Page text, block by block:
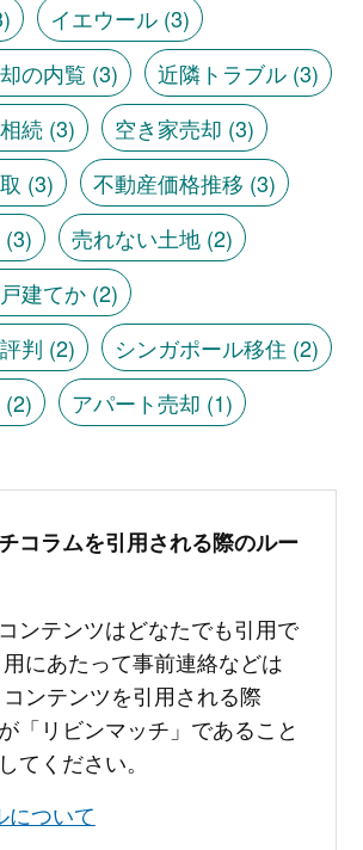
イエウール(3)
の内覧 (3) 近隣トラブル(3)
続(3) 空き家売却 (3)
(3) 不動産価格推移 (3)
(3) 売れない土地(2)
建てか(2)
判 (2) シンガポール移住 (2)
(2) アパート売却 (1)
コラムを引用される際のルー
ンテンツはどなたでも引用で
にあたって事前連絡などは
ンテンツを引用される際
「リビンマッチ」であること
てください。
について